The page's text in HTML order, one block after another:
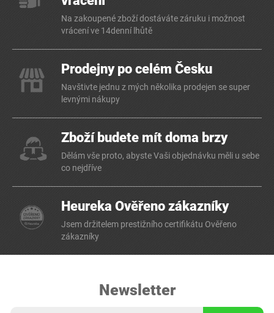
Na zakoupené zboží dostáváte záruku i možnost
vrácení ve 14denní lhůtě
Prodejny po celém Česku
Navštivte jednu z mých několika prodejen se super
levnými nákupy
Zboží budete mít doma brzy
Dělám vše proto, abyste Vaši objednávku měli u sebe
co nejdříve
Heureka Ověřeno zákazníky
Jsem držitelem prestižního certifikátu Ověřeno
zákazníky
Newsletter